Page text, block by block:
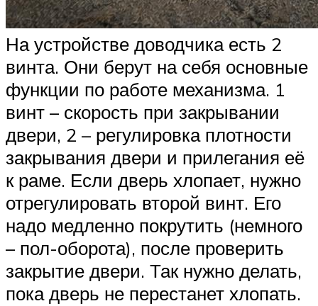
На устройстве доводчика есть 2
винта. Они берут на себя основные
функции по работе механизма. 1
винт – скорость при закрывании
двери, 2 – регулировка плотности
закрывания двери и прилегания её
к раме. Если дверь хлопает, нужно
отрегулировать второй винт. Его
надо медленно покрутить (немного
– пол-оборота), после проверить
закрытие двери. Так нужно делать,
пока дверь не перестанет хлопать.